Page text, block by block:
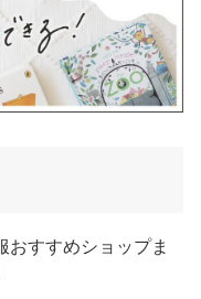
おすすめショップま